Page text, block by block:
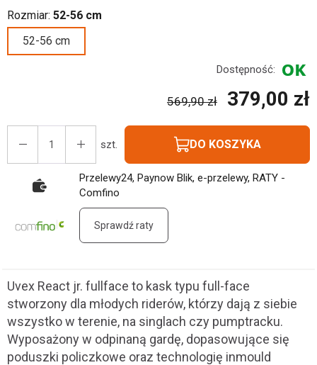
Rozmiar: 52-56 cm
52-56 cm
Dostępność:
569,90 zł 379,00 zł
szt. DO KOSZYKA
Przelewy24, Paynow Blik, e-przelewy, RATY -
Comfino
Sprawdź raty
Uvex React jr. fullface to kask typu full-face
stworzony dla młodych riderów, którzy dają z siebie
wszystko w terenie, na singlach czy pumptracku.
Wyposażony w odpinaną gardę, dopasowujące się
poduszki policzkowe oraz technologię inmould